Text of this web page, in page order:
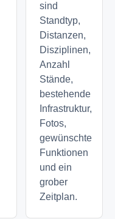
sind
Standtyp,
Distanzen,
Disziplinen,
Anzahl
Stände,
bestehende
Infrastruktur,
Fotos,
gewünschte
Funktionen
und ein
grober
Zeitplan.